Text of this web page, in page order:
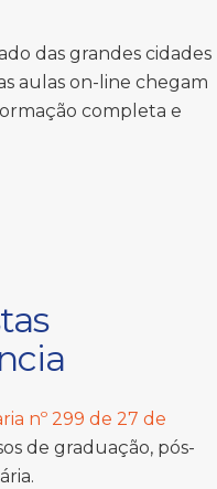
das grandes cidades
aulas on-line chegam
completa e
nº 299 de 27 de
de graduação, pós-